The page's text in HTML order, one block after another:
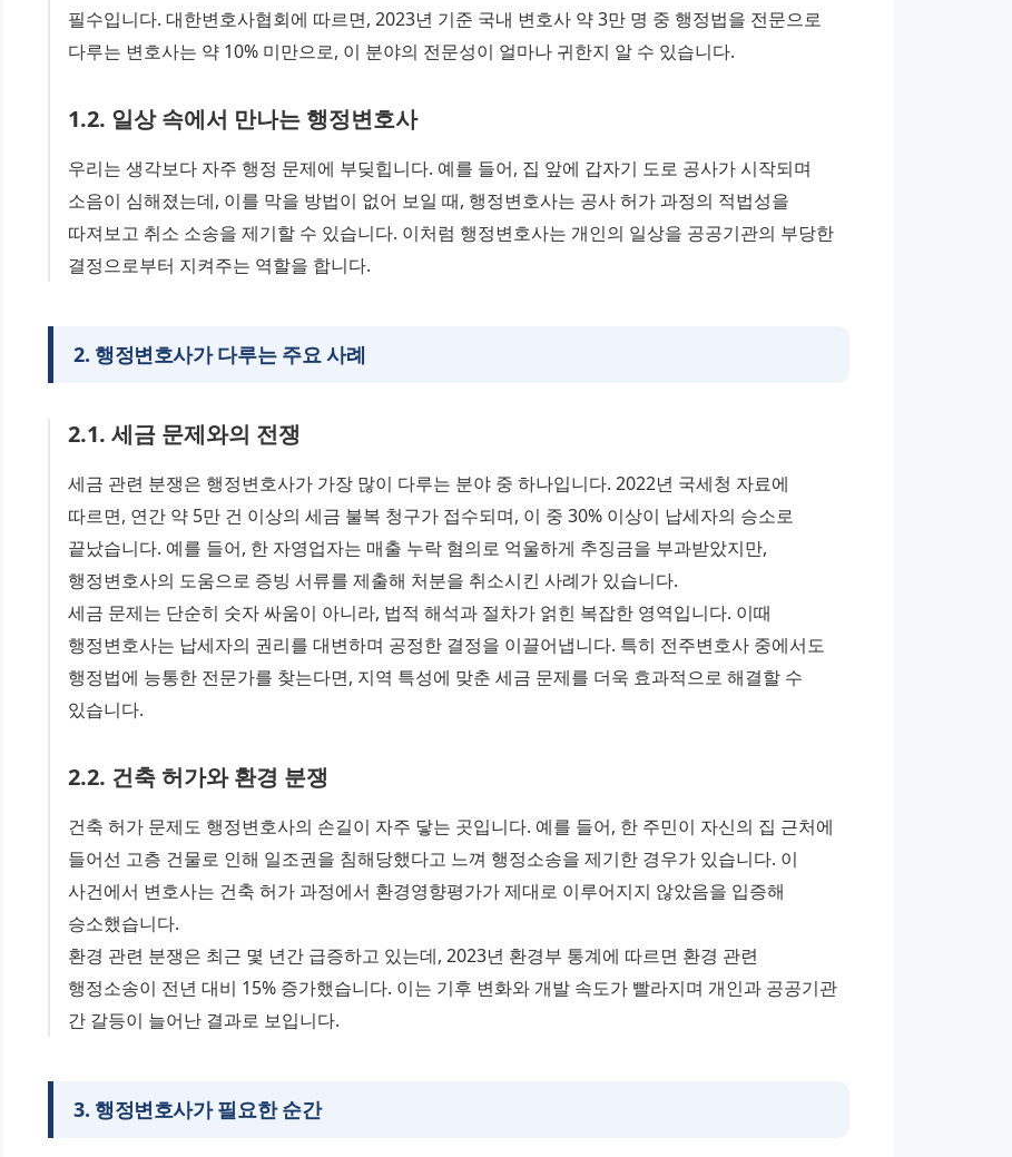
필수입니다. 대한변호사협회에 따르면, 2023년 기준 국내 변호사 약 3만 명 중 행정법을 전문으로
다루는 변호사는 약 10% 미만으로, 이 분야의 전문성이 얼마나 귀한지 알 수 있습니다.
1.2. 일상 속에서 만나는 행정변호사
우리는 생각보다 자주 행정 문제에 부딪힙니다. 예를 들어, 집 앞에 갑자기 도로 공사가 시작되며
소음이 심해졌는데, 이를 막을 방법이 없어 보일 때, 행정변호사는 공사 허가 과정의 적법성을
따져보고 취소 소송을 제기할 수 있습니다. 이처럼 행정변호사는 개인의 일상을 공공기관의 부당한
결정으로부터 지켜주는 역할을 합니다.
2. 행정변호사가 다루는 주요 사례
2.1. 세금 문제와의 전쟁
세금 관련 분쟁은 행정변호사가 가장 많이 다루는 분야 중 하나입니다. 2022년 국세청 자료에
따르면, 연간 약 5만 건 이상의 세금 불복 청구가 접수되며, 이 중 30% 이상이 납세자의 승소로
끝났습니다. 예를 들어, 한 자영업자는 매출 누락 혐의로 억울하게 추징금을 부과받았지만,
행정변호사의 도움으로 증빙 서류를 제출해 처분을 취소시킨 사례가 있습니다.
세금 문제는 단순히 숫자 싸움이 아니라, 법적 해석과 절차가 얽힌 복잡한 영역입니다. 이때
행정변호사는 납세자의 권리를 대변하며 공정한 결정을 이끌어냅니다. 특히 전주변호사 중에서도
행정법에 능통한 전문가를 찾는다면, 지역 특성에 맞춘 세금 문제를 더욱 효과적으로 해결할 수
있습니다.
2.2. 건축 허가와 환경 분쟁
건축 허가 문제도 행정변호사의 손길이 자주 닿는 곳입니다. 예를 들어, 한 주민이 자신의 집 근처에
들어선 고층 건물로 인해 일조권을 침해당했다고 느껴 행정소송을 제기한 경우가 있습니다. 이
사건에서 변호사는 건축 허가 과정에서 환경영향평가가 제대로 이루어지지 않았음을 입증해
승소했습니다.
환경 관련 분쟁은 최근 몇 년간 급증하고 있는데, 2023년 환경부 통계에 따르면 환경 관련
행정소송이 전년 대비 15% 증가했습니다. 이는 기후 변화와 개발 속도가 빨라지며 개인과 공공기관
간 갈등이 늘어난 결과로 보입니다.
3. 행정변호사가 필요한 순간